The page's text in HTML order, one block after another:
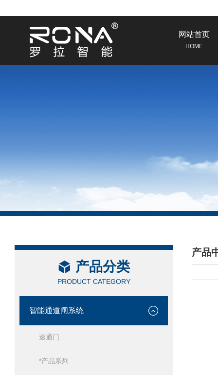
网站首页
HOME
产品分类
PRODUCT CATEGORY
智能通道闸系统
速通门
*产品系列
产品
/